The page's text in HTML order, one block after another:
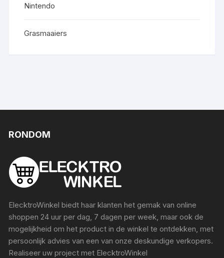
Nintendo
Grasmaaiers
RONDOM
ElecktroWinkel biedt haar klanten het gemak van online
shoppen 24 uur per dag, 7 dagen per week, maar ook de
mogelijkheid om het product in de winkel te ontdekken, met
persoonlijk advies van een van onze deskundige verkopers.
Realiseer uw project met ElecktroWinkel